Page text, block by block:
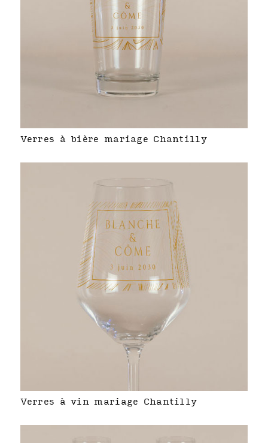
Verres à bière mariage Chantilly
Verres à vin mariage Chantilly